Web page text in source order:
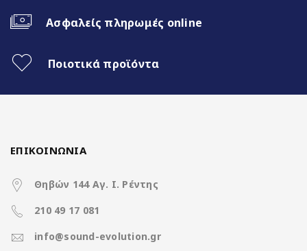
Power Source DC12V
Power Consumption Max 120 mA
Night Vision
Parking lines YES
Ασφαλείς πληρωμές online
Ποιοτικά προϊόντα
ΕΠΙΚΟΙΝΩΝΙΑ
Θηβών 144 Αγ. Ι. Ρέντης
210 49 17 081
info@sound-evolution.gr